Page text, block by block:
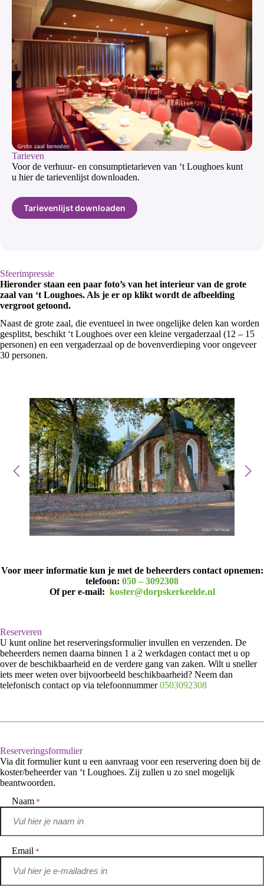
Tarieven
Voor de verhuur- en consumptietarieven van ‘t Loughoes kunt
u hier de tarievenlijst downloaden.
Tarievenlijst downloaden
Sfeerimpressie
Hieronder staan een paar foto’s van het interieur van de grote
zaal van ‘t Loughoes. Als je er op klikt wordt de afbeelding
vergroot getoond.
Naast de grote zaal, die eventueel in twee ongelijke delen kan worden
gesplitst, beschikt ‘t Loughoes over een kleine vergaderzaal (12 – 15
personen) en een vergaderzaal op de bovenverdieping voor ongeveer
30 personen.
Voor meer informatie kun je met de beheerders contact opnemen:
telefoon: 050 – 3092308
Of per e-mail: koster@dorpskerkeelde.nl
Reserveren
U kunt online het reserveringsformulier invullen en verzenden. De
beheerders nemen daarna binnen 1 a 2 werkdagen contact met u op
over de beschikbaarheid en de verdere gang van zaken. Wilt u sneller
iets meer weten over bijvoorbeeld beschikbaarheid? Neem dan
telefonisch contact op via telefoonnummer0503092308
Reserveringsformulier
Via dit formulier kunt u een aanvraag voor een reservering doen bij de
koster/beheerder van ‘t Loughoes. Zij zullen u zo snel mogelijk
beantwoorden.
Naam *
Email *